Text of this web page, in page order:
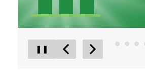
❚❚
Poprzedni Element
Następny Element